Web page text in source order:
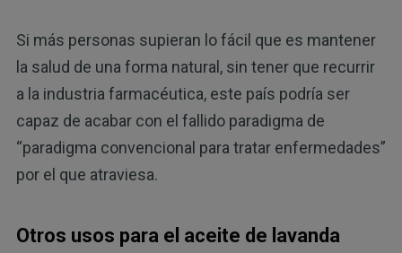
Si más personas supieran lo fácil que es mantener
la salud de una forma natural, sin tener que recurrir
a la industria farmacéutica, este país podría ser
capaz de acabar con el fallido paradigma de
“paradigma convencional para tratar enfermedades”
por el que atraviesa.
Otros usos para el aceite de lavanda